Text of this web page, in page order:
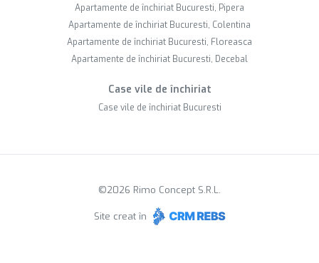
Apartamente de închiriat Bucuresti, Pipera
Apartamente de închiriat Bucuresti, Colentina
Apartamente de închiriat Bucuresti, Floreasca
Apartamente de închiriat Bucuresti, Decebal
Case vile de închiriat
Case vile de închiriat Bucuresti
©2026 Rimo Concept S.R.L.
Site creat în